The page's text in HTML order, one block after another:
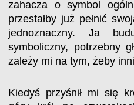
zahacza o symbol
przestałby już pełnić
jednoznaczny. Ja
symboliczny, potrzebny
zależy mi na tym, żeby
Kiedyś przyśnił mi się